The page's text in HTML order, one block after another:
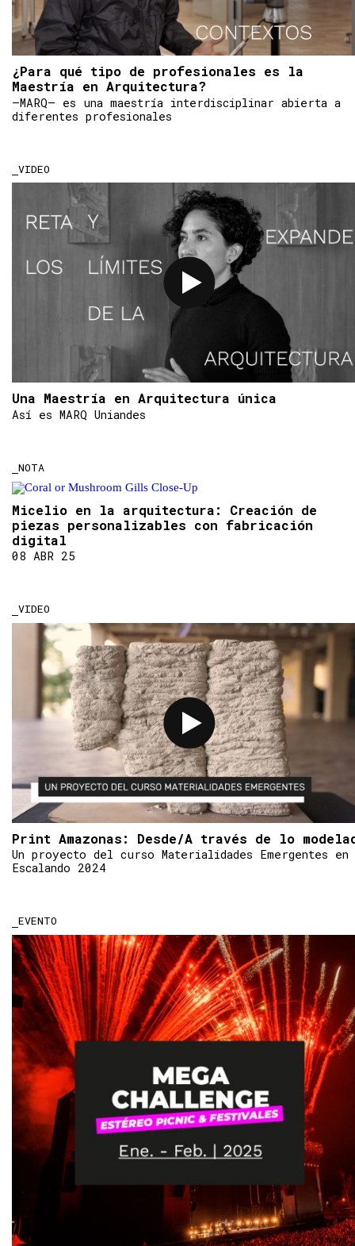
¿Para qué tipo de profesionales es la
Maestría en Arquitectura?
–MARQ– es una maestría interdisciplinar abierta a
diferentes profesionales
VIDEO
Una Maestría en Arquitectura única
Así es MARQ Uniandes
NOTA
Micelio en la arquitectura: Creación de
piezas personalizables con fabricación
digital
08 ABR 25
VIDEO
Print Amazonas: Desde/A través de lo
Un proyecto del curso Materialidades Emergentes en
Escalando 2024
EVENTO